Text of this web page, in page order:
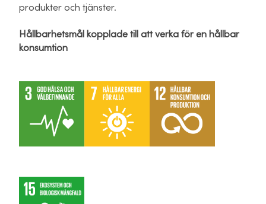
produkter och tjänster.
Hållbarhetsmål kopplade till att verka för en hållbar
konsumtion